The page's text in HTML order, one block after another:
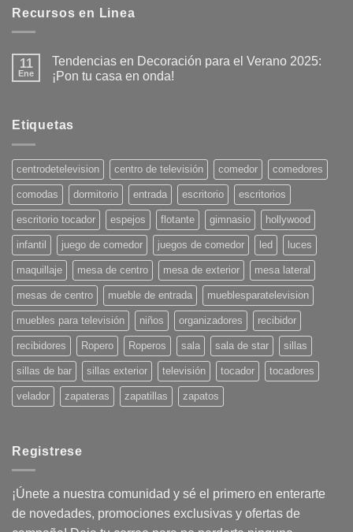
Recursos en Linea
11
Ene
Tendencias en Decoración para el Verano 2025:
¡Pon tu casa en onda!
en
Tendencias
para
el
Verano
2025:
¡Pon
tu
casa
en
onda!
Etiquetas
centrodetelevision centro de televisión comedor comedores
comodas dormitorio entrada escritorio escritorios
escritorio tocador espejos flotante gimnasio hollywood
infantil juego de comedor juegos de comedor led luces
maquillaje mesa de centro mesa de exterior mesa lateral
mesas de centro mueble de entrada mueblesparatelevision
muebles para televisión niños organizadores recibidor
recibidores Ropero Roperos sala sala de star sillas
sillas de bar sillas exterior televisión tocador tocadores
velador zapateras zapatillas zapatos
Registrese
¡Únete a nuestra comunidad y sé el primero en enterarte
de novedades, promociones exclusivas y ofertas de